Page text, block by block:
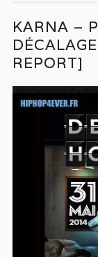
KARNA –
REPORT]